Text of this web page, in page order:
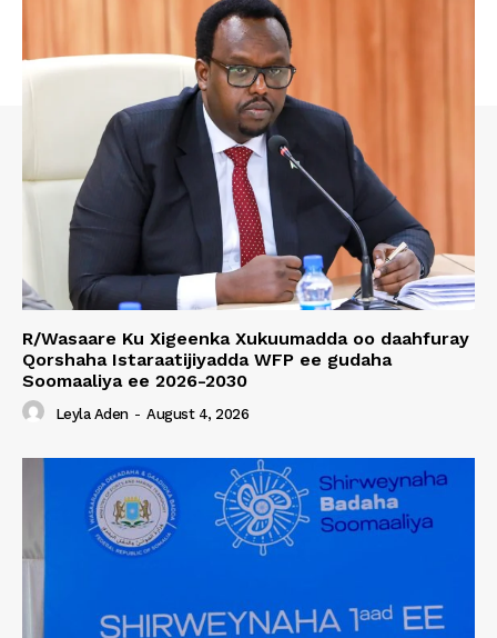
R/Wasaare Ku Xigeenka Xukuumadda oo daahfuray
Qorshaha Istaraatijiyadda WFP ee gudaha
Soomaaliya ee 2026-2030
Leyla Aden - August 4, 2026